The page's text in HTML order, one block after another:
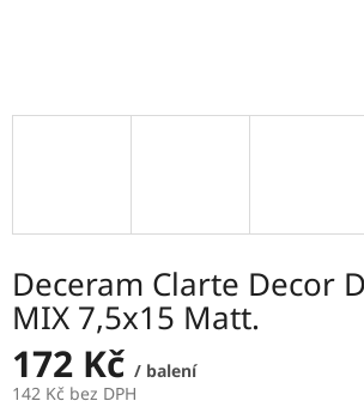
Deceram Clarte Decor
MIX 7,5x15 Matt.
172 Kč / balení
142 Kč bez DPH